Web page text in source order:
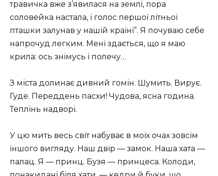
травичка вже з’явилася на землі, пора
соловейка настала, і голос першої літньої
пташки залунав у нашій країні”. Я почуваю себе
напрочуд легким. Мені здається, що я маю
крила: ось знімусь і полечу…
З міста долинає дивний гомін. Шумить. Вирує.
Гуде. Переддень пасхи! Чудова, ясна година.
Теплінь надворі.
У цю мить весь світ набуває в моїх очах зовсім
іншого вигляду. Наш двір — замок. Наша хата —
палац. Я — принц. Бузя — принцеса. Колоди,